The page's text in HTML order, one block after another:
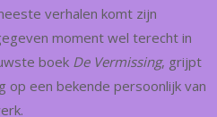
verhalen komt zijn
moment wel terecht in
boek De Vermissing, grijpt
op een bekende persoonlijk van